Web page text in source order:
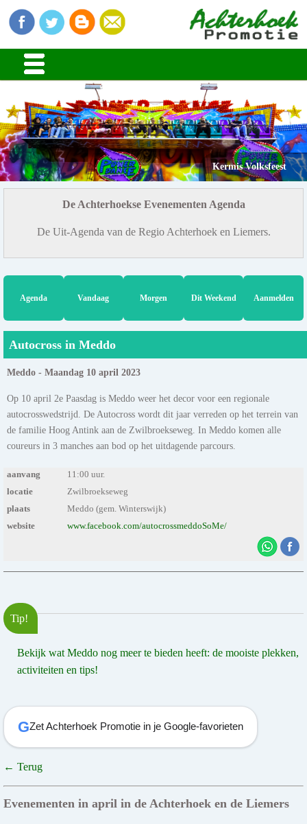
Kermis Volksfeest
De Achterhoekse Evenementen Agenda
De Uit-Agenda van de Regio Achterhoek en Liemers.
Agenda Vandaag Morgen Dit Weekend Aanmelden
Autocross in Meddo
Meddo - Maandag 10 april 2023
Op 10 april 2e Paasdag is Meddo weer het decor voor een regionale
autocrosswedstrijd. De Autocross wordt dit jaar verreden op het terrein van
de familie Hoog Antink aan de Zwilbroekseweg. In Meddo komen alle
coureurs in 3 manches aan bod op het uitdagende parcours.
aanvang
11:00 uur.
locatie
Zwilbroekseweg
plaats
Meddo (gem. Winterswijk)
website
www.facebook.com/autocrossmeddoSoMe/
Tip!
Bekijk wat Meddo nog meer te bieden heeft: de mooiste plekken,
activiteiten en tips!
GZet Achterhoek Promotie in je Google-favorieten
← Terug
Evenementen in april in de Achterhoek en de Liemers